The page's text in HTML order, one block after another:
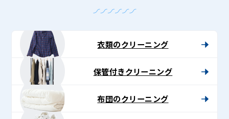
Lenet〈リ
ト〉
衣類のクリーニング
保管付きクリーニング
布団のクリーニング